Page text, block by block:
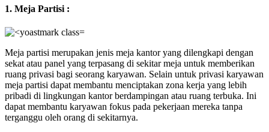
1. Meja Partisi :
Meja partisi merupakan jenis meja kantor yang dilengkapi dengan
sekat atau panel yang terpasang di sekitar meja untuk memberikan
ruang privasi bagi seorang karyawan. Selain untuk privasi karyawan
meja partisi dapat membantu menciptakan zona kerja yang lebih
pribadi di lingkungan kantor berdampingan atau ruang terbuka. Ini
dapat membantu karyawan fokus pada pekerjaan mereka tanpa
terganggu oleh orang di sekitarnya.